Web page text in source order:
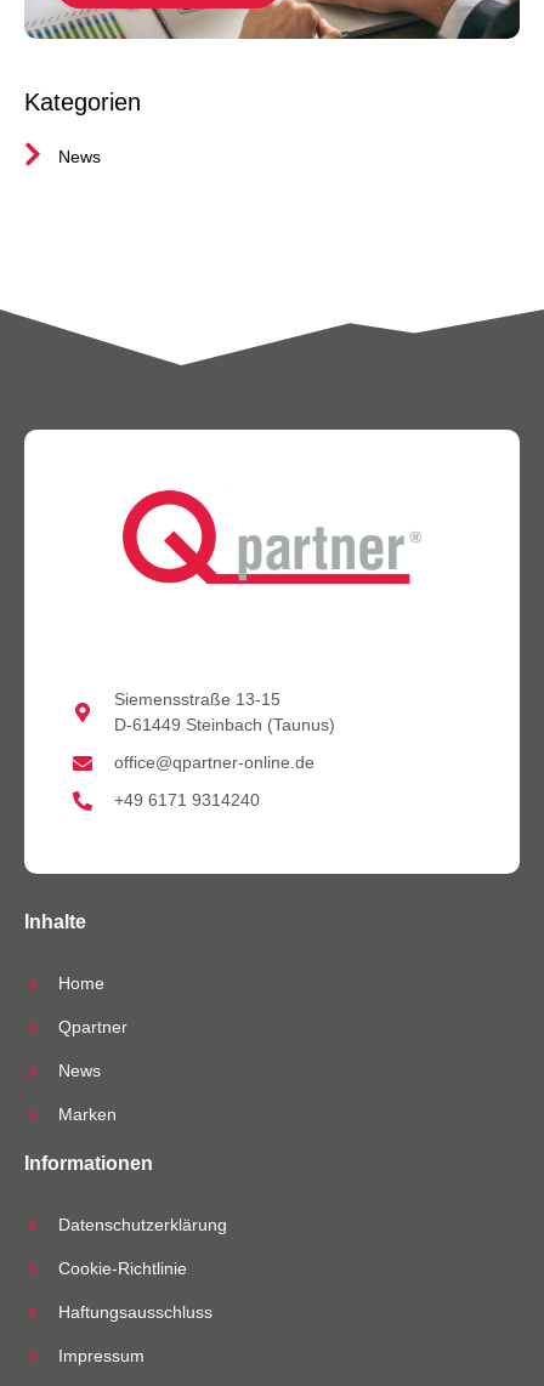
Kategorien
News
Siemensstraße 13-15
D-61449 Steinbach (Taunus)
office@qpartner-online.de
+49 6171 9314240
Inhalte
Home
Qpartner
News
Marken
Informationen
Datenschutzerklärung
Cookie-Richtlinie
Haftungsausschluss
Impressum